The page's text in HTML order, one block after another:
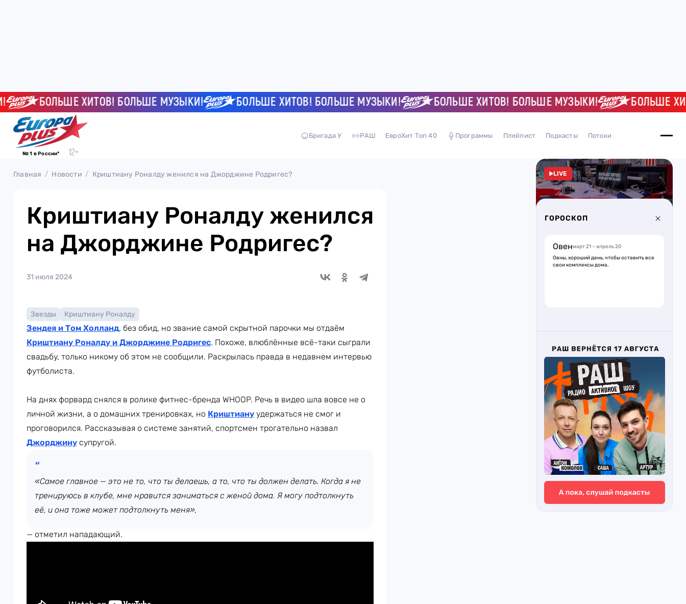
БОЛЬШЕ ХИТОВ! БОЛЬШЕ МУЗЫКИ! БОЛЬШЕ ХИТОВ! БОЛЬШЕ МУЗЫКИ! БОЛЬШЕ ХИТОВ! БОЛЬШЕ МУЗЫКИ! БОЛЬШЕ
№ 1 в России*
Бригада У РАШ ЕвроХит Топ 40 Программы Плейлист Подкасты Потоки
Главная Новости Криштиану Роналду женился на Джорджине Родригес?
Криштиану Роналду женился
на Джорджине Родригес?
31 июля 2024
Звезды Криштиану Роналду
Зендея и Том Холланд, без обид, но звание самой скрытной парочки мы отдаём
Криштиану Роналду и Джорджине Родригес. Похоже, влюблённые всё-таки сыграли
свадьбу, только никому об этом не сообщили. Раскрылась правда в недавнем интервью
футболиста.
На днях форвард снялся в ролике фитнес-бренда WHOOP. Речь в видео шла вовсе не о
личной жизни, а о домашних тренировках, но Криштиану удержаться не смог и
проговорился. Рассказывая о системе занятий, спортсмен трогательно назвал
Джорджину супругой.
«Самое главное — это не то, что ты делаешь, а то, что ты должен делать. Когда я не
тренируюсь в клубе, мне нравится заниматься с женой дома. Я могу подтолкнуть
её, и она тоже может подтолкнуть меня»,
— отметил нападающий.
LIVE
ГОРОСКОП
Овенмарт 21 – апрель 20
Овны, хороший день, чтобы оставить все
свои комплексы дома.